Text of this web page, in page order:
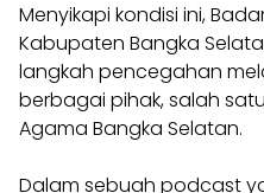
Menyikapi kondisi ini,
Kabupaten Bangka
langkah pencegahan
berbagai pihak, salah
Agama Bangka Selatan.
Dalam sebuah podcast